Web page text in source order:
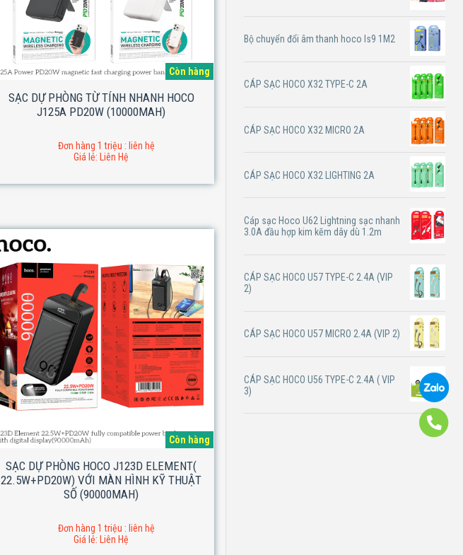
Còn hàng
SẠC DỰ PHÒNG TỪ TÍNH NHANH HOCO
J125A PD20W (10000MAH)
Đơn hàng 1 triệu : liên hệ
Giá lẻ: Liên Hệ
Còn hàng
SẠC DỰ PHÒNG HOCO J123D ELEMENT(
22.5W+PD20W) VỚI MÀN HÌNH KỸ THUẬT
SỐ (90000MAH)
Đơn hàng 1 triệu : liên hệ
Giá lẻ: Liên Hệ
Bộ chuyển đổi âm thanh hoco ls9 1M2
CÁP SẠC HOCO X32 TYPE-C 2A
CÁP SẠC HOCO X32 MICRO 2A
CÁP SẠC HOCO X32 LIGHTING 2A
Cáp sạc Hoco U62 Lightning sạc nhanh
3.0A đầu hợp kim kẽm dây dù 1.2m
CÁP SẠC HOCO U57 TYPE-C 2.4A (VIP
2)
CÁP SẠC HOCO U57 MICRO 2.4A (VIP 2)
CÁP SẠC HOCO U56 TYPE-C 2.4A ( VIP
3)